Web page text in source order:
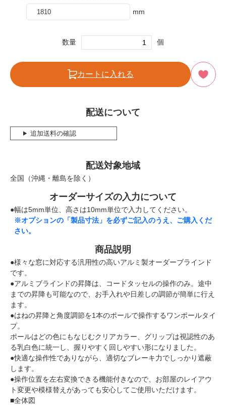
mm
数量 個
カートに入れる
配送について
追加送料の確認
配送対象地域
全国（沖縄・離島を除く）
オーダーサイズの入力について
●幅は5mm単位、高さは10mm単位で入力してください。
※オプションの「製品寸法」を必ずご記入のうえ、ご購入くだ
さい。
商品説明
●様々な窓に対応する汎用性の高いアルミ製オーダーブラインド
です。
●アルミブラインドの昇降は、コードタッセルの操作のみ。途中
までの昇降も可能なので、お手入れや日差しの調節が簡単に行え
ます。
●はねの昇降と角度調節を1本のポールで操作するワンポールタイ
プ。
ポールはどの色にもなじむクリアカラー、グリップは視認性のあ
る乳白色に統一し、握りやすく回しやすい形になりました。
●快適な操作性でありながら、適切なブレーキ力でしっかり遮蔽
します。
●操作位置を左右変換できる機能付きなので、お部屋のレイアウ
ト変更や模様替えがあっても安心してご使用いただけます。
■全体図